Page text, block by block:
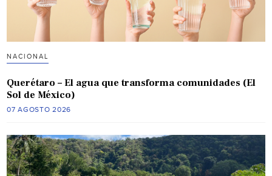
NACIONAL
Querétaro – El agua que transforma comunidades (El
Sol de México)
07 AGOSTO 2026